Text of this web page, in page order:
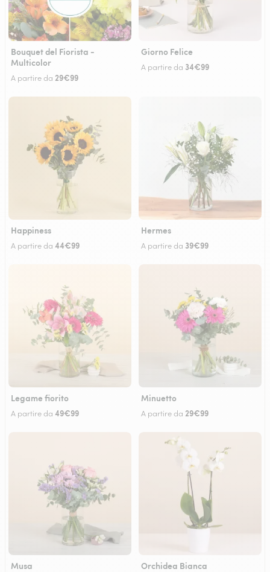
Bouquet del Fiorista -
Multicolor
A partire da 29€99
Giorno Felice
A partire da 34€99
Happiness
A partire da 44€99
Hermes
A partire da 39€99
Legame fiorito
A partire da 49€99
Minuetto
A partire da 29€99
Musa Orchidea Bianca